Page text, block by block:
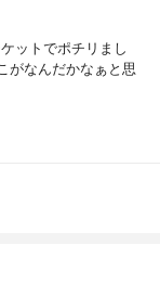
ットでポチリまし
がなんだかなぁと思